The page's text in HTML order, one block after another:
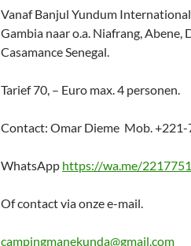
Vanaf Banjul Yundum
Gambia naar o.a. Niafrang, Abene,
Casamance Senegal.
Tarief 70, – Euro max. 4 personen.
Contact: Omar Dieme Mob.
WhatsApp https://wa.me/
Of contact via onze e-mail.
campingmanekunda@gmail.com